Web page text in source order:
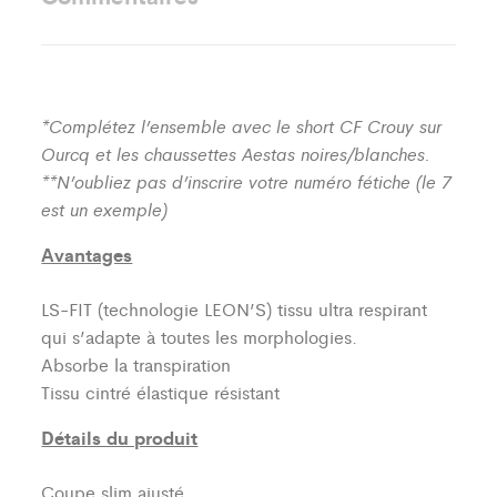
*Complétez l’ensemble avec le short CF Crouy sur
Ourcq et les chaussettes Aestas noires/blanches.
**N’oubliez pas d’inscrire votre numéro fétiche (le 7
est un exemple)
Avantages
LS-FIT (technologie LEON’S)tissu ultra respirant
qui s’adapte à toutes les morphologies.
Absorbe la transpiration
Tissu cintré élastique résistant
Détails du produit